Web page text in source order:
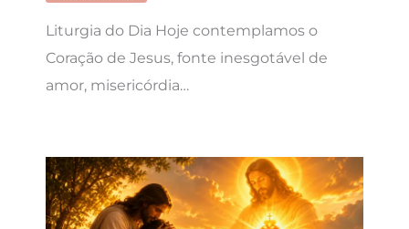
Liturgia do Dia Hoje contemplamos o
Coração de Jesus, fonte inesgotável de
amor, misericórdia…